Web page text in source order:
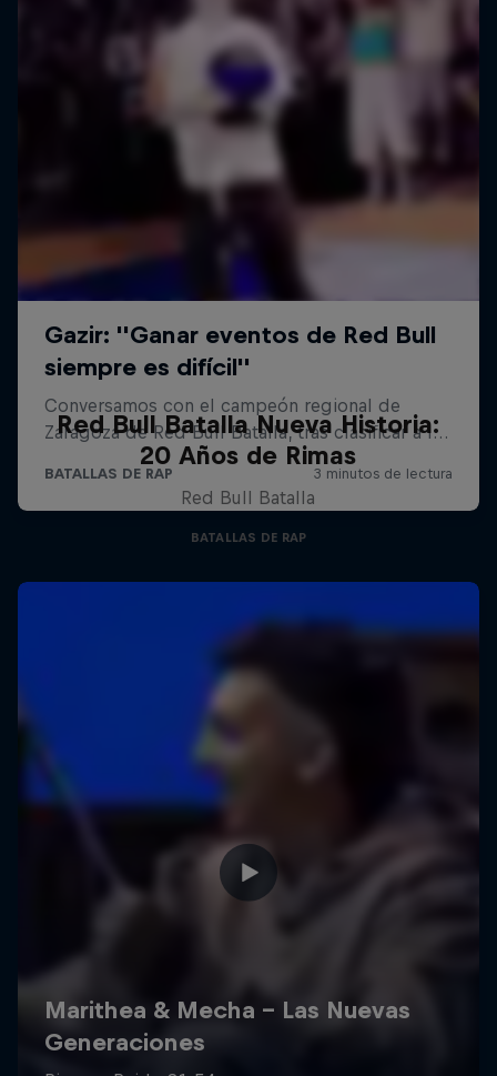
Red Bull Batalla Nueva Historia:
20 Años de Rimas
Red Bull Batalla
BATALLAS DE RAP